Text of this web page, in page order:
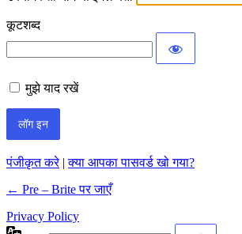
कूटशब्द
मुझे याद रखें
पंजीकृत करे|क्या आपका पासवर्ड खो गया?
← Pre – Brite पर जाएँ
Privacy Policy